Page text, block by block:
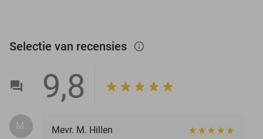
Selectie van recensies info_outlined
9,8
M.
Mevr. M. Hillen